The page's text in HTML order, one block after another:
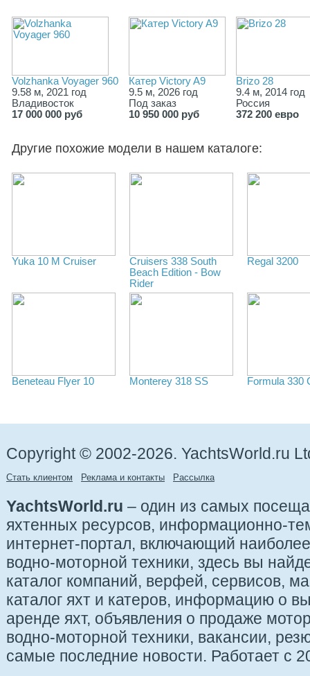
Volzhanka Voyager 960
9.58 м, 2021 год
Владивосток
17 000 000 руб
Катер Victory A9
9.5 м, 2026 год
Под заказ
10 950 000 руб
Brizo 28
9.4 м, 2014 год
Россия
372 200 евро
Другие похожие модели в нашем каталоге:
Yuka 10 M Cruiser
Cruisers 338 South
Beach Edition - Bow
Rider
Regal 3200
Beneteau Flyer 10 Monterey 318 SS Formula 330
Copyright © 2002-2026. YachtsWorld.ru
Стать клиентом Реклама и контакты Рассылка
YachtsWorld.ru – один из самых
яхтенных ресурсов, информационно-
интернет-портал, включающий
водно-моторной техники, здесь вы
каталог компаний, верфей, сервисов,
каталог яхт и катеров, информацию о
аренде яхт, объявления о продаже
водно-моторной техники, вакансии,
самые последние новости. Работает с